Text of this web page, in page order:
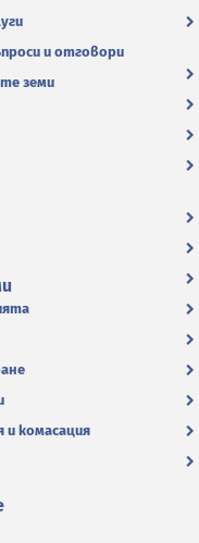
и отговори
земи
комасация